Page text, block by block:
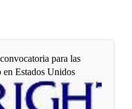
para las
en Estados Unidos